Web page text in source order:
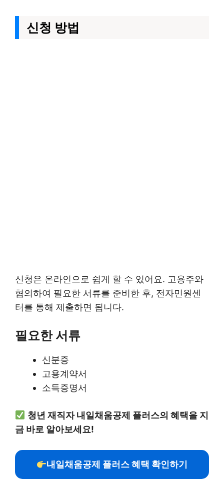
신청 방법
신청은 온라인으로 쉽게 할 수 있어요. 고용주와
협의하여 필요한 서류를 준비한 후, 전자민원센
터를 통해 제출하면 됩니다.
필요한 서류
신분증
고용계약서
소득증명서
청년 재직자 내일채움공제 플러스의 혜택을 지
금 바로 알아보세요!
내일채움공제 플러스 혜택 확인하기